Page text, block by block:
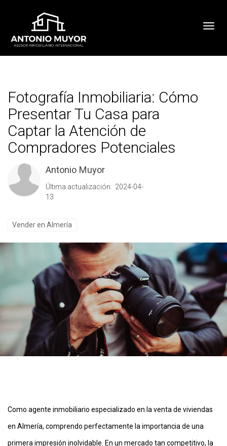
Fotografía Inmobiliaria: Cómo
Presentar Tu Casa para
Captar la Atención de
Compradores Potenciales
Antonio Muyor
Última actualización: 2024-04-
13
Vender en Almería
Como agente inmobiliario especializado en la venta de viviendas
en Almería, comprendo perfectamente la importancia de una
primera impresión inolvidable. En un mercado tan competitivo, la